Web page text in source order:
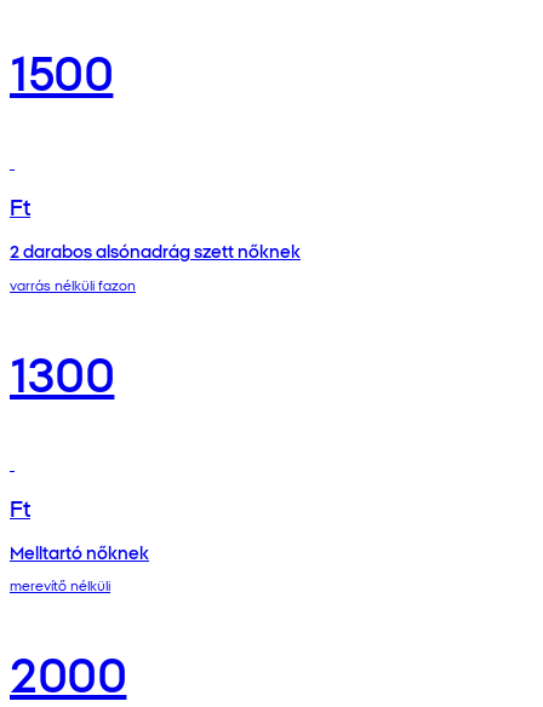
1500
Ft
2 darabos alsónadrág szett nőknek
varrás nélküli fazon
1300
Ft
Melltartó nőknek
merevítő nélküli
2000